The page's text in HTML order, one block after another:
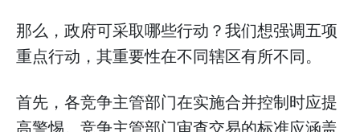
那么，政府可采取哪些行动？我们想强调五项
重点行动，其重要性在不同辖区有所不同。
首先，各竞争主管部门在实施合并控制时应提